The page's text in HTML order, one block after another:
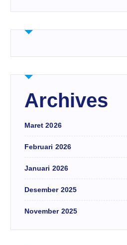
Archives
Maret 2026
Februari 2026
Januari 2026
Desember 2025
November 2025